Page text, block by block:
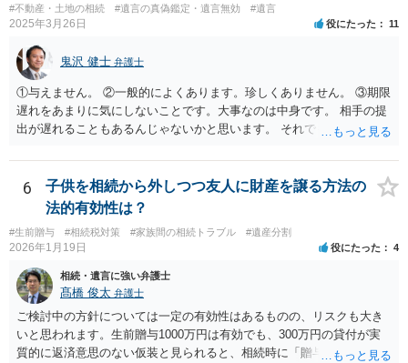
心配ならば、弁護士のところに行って、特別受益となりそうな贈与に
ついて説明した上で、適切な文言についてご相談してみてはいかがで
しょうか。
#不動産・土地の相続
#遺言の真偽鑑定・遺言無効 #遺言
2025年3月26日 役にたった 11
鬼沢 健士 弁護士
①与えません。 ②一般的によくあります。珍しくありません。 ③期限
遅れをあまりに気にしないことです。大事なのは中身です。 相手の提
出が遅れることもあるんじゃないかと思います。 それでもあなた有利
6
子供を相続から外しつつ友人に財産を譲る方法の
法的有効性は？
#生前贈与 #相続税対策 #家族間の相続トラブル #遺産分割
2026年1月19日 役にたった 4
相続・遺言に強い弁護士
髙橋 俊太 弁護士
ご検討中の方針については一定の有効性はあるものの、リスクも大き
いと思われます。生前贈与1000万円は有効でも、300万円の貸付が実
質的に返済意思のない仮装と見られると、相続時に「贈与」と評価さ